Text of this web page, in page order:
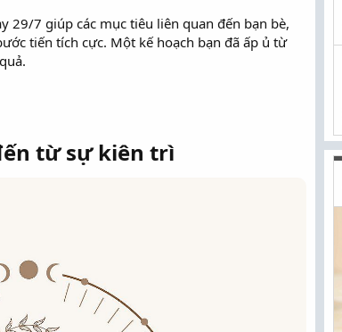
29/7 giúp các mục tiêu liên quan đến bạn bè,
tiến tích cực. Một kế hoạch bạn đã ấp ủ từ
từ sự kiên trì